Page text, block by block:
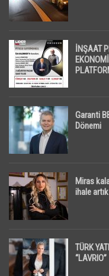
İNŞAAT
Garanti
Dönemi
Miras
ihale
TÜRK
“LAVRIO”